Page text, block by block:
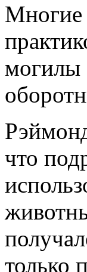
Многие
могилы
что
только